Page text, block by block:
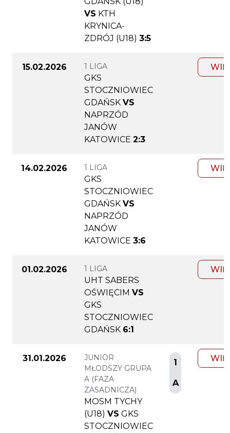
VS KTH
KRYNICA-
ZDRÓJ (U18) 3:5
15.02.2026 1 LIGA
GKS
STOCZNIOWIEC
GDAŃSK VS
NAPRZÓD
JANÓW
KATOWICE 2:3
14.02.2026 1 LIGA
GKS
STOCZNIOWIEC
GDAŃSK VS
NAPRZÓD
JANÓW
KATOWICE 3:6
01.02.2026 1 LIGA
UHT SABERS
OŚWIĘCIM VS
GKS
STOCZNIOWIEC
GDAŃSK 6:1
31.01.2026
JUNIOR
MŁODSZY GRUPA
A (FAZA
ZASADNICZA)
MOSM TYCHY
(U18) VS GKS
STOCZNIOWIEC
1
A